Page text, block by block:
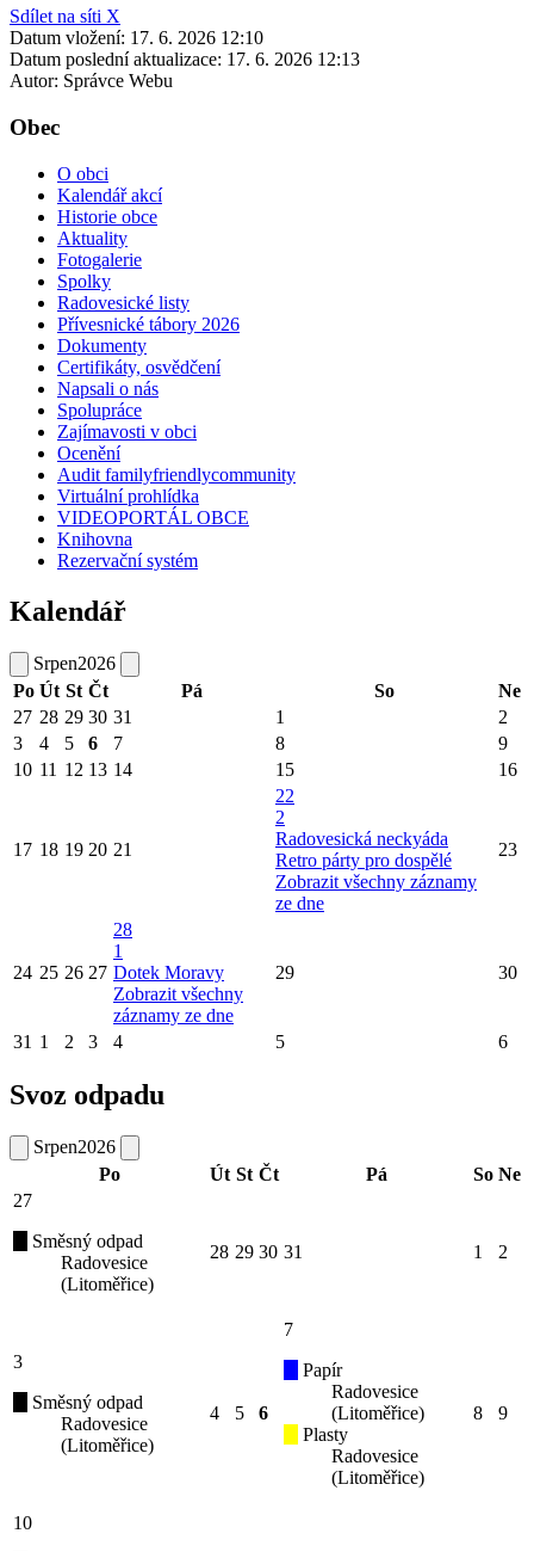
Sdílet na síti X
Datum vložení: 17. 6. 2026 12:10
Datum poslední aktualizace: 17. 6. 2026 12:13
Autor: Správce Webu
Obec
O obci
Kalendář akcí
Historie obce
Aktuality
Fotogalerie
Spolky
Radovesické listy
Přívesnické tábory 2026
Dokumenty
Certifikáty, osvědčení
Napsali o nás
Spolupráce
Zajímavosti v obci
Ocenění
Audit familyfriendlycommunity
Virtuální prohlídka
VIDEOPORTÁL OBCE
Knihovna
Rezervační systém
Kalendář
Srpen2026
Po Út St Čt Pá So
Ne
27 28 29 30 31 1
2
3
4 5 6 7 8
9
10 11 12 13 14 15 16
17 18 19 20 21
22
2
Radovesická neckyáda
Retro párty pro dospělé
Zobrazit všechny záznamy
ze dne
23
24 25 26 27
28
1
Dotek Moravy
Zobrazit všechny
záznamy ze dne
29 30
31 1 2 3 4 5 6
Svoz odpadu
Srpen2026
Po
Út St Čt Pá So Ne
27
Směsný odpad
Radovesice
(Litoměřice)
28 29 30 31 1 2
3
Směsný odpad
Radovesice
(Litoměřice)
4 5 6
7
Papír
Radovesice
(Litoměřice)
Plasty
Radovesice
(Litoměřice)
8 9
10